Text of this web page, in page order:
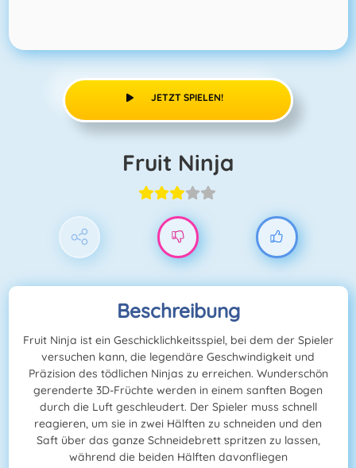
JETZT SPIELEN!
Fruit Ninja
Beschreibung
Fruit Ninja ist ein Geschicklichkeitsspiel, bei dem der Spieler
versuchen kann, die legendäre Geschwindigkeit und
Präzision des tödlichen Ninjas zu erreichen. Wunderschön
gerenderte 3D-Früchte werden in einem sanften Bogen
durch die Luft geschleudert. Der Spieler muss schnell
reagieren, um sie in zwei Hälften zu schneiden und den
Saft über das ganze Schneidebrett spritzen zu lassen,
während die beiden Hälften davonfliegen